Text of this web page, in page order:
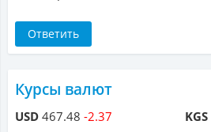
Курсы валют
USD 467.48 -2.37 KGS